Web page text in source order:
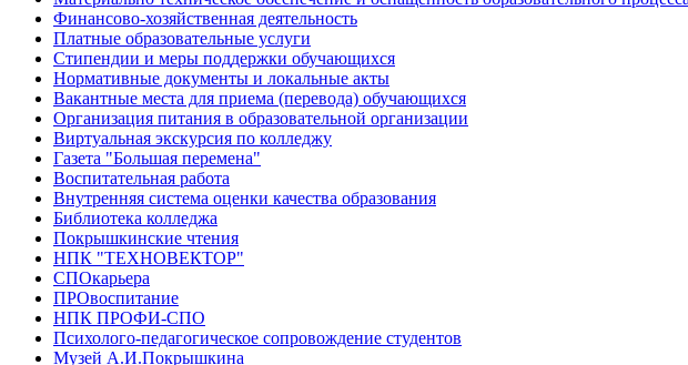
Финансово-хозяйственная деятельность
Платные образовательные услуги
Стипендии и меры поддержки обучающихся
Нормативные документы и локальные акты
Вакантные места для приема (перевода) обучающихся
Организация питания в образовательной организации
Виртуальная экскурсия по колледжу
Газета "Большая перемена"
Воспитательная работа
Внутренняя система оценки качества образования
Библиотека колледжа
Покрышкинские чтения
НПК "ТЕХНОВЕКТОР"
СПОкарьера
ПРОвоспитание
НПК ПРОФИ-СПО
Психолого-педагогическое сопровождение студентов
Музей А.И.Покрышкина